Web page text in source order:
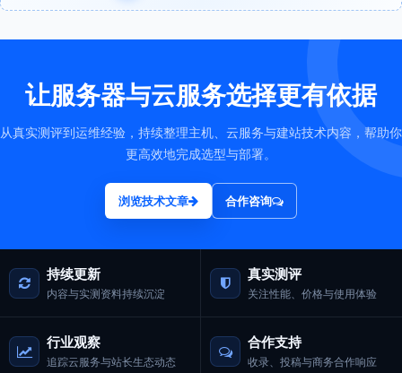
让服务器与云服务选择更有依据
从真实测评到运维经验，持续整理主机、云服务与建站技术内容，帮助你
更高效地完成选型与部署。
浏览技术文章 合作咨询
持续更新
内容与实测资料持续沉淀
真实测评
关注性能、价格与使用体验
行业观察
追踪云服务与站长生态动态
合作支持
收录、投稿与商务合作响应